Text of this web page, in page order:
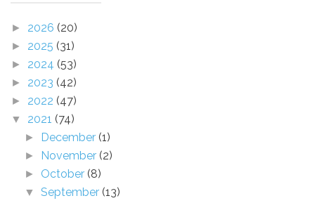
► 2026 (20)
► 2025 (31)
► 2024 (53)
► 2023 (42)
► 2022 (47)
▼ 2021 (74)
► December (1)
► November (2)
► October (8)
▼September (13)